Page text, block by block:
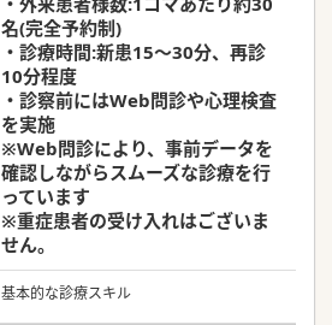
名(完全予約制)
・診療時間:新患15～30分、再診
10分程度
・診察前にはWeb問診や心理検査
を実施
※Web問診により、事前データを
確認しながらスムーズな診療を行
っています
※重症患者の受け入れはございま
せん。
基本的な診療スキル